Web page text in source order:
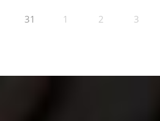
31 1 2 3